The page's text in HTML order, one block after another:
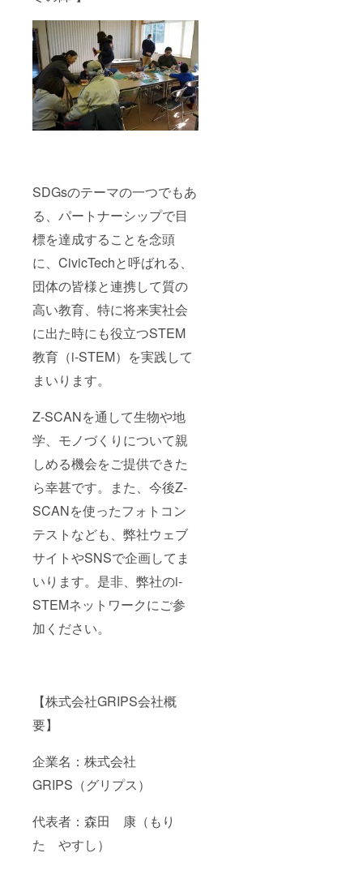
SDGsのテーマの一つでもあ
る、パートナーシップで目
標を達成することを念頭
に、CivicTechと呼ばれる、
団体の皆様と連携して質の
高い教育、特に将来実社会
に出た時にも役立つSTEM
教育（i-STEM）を実践して
まいります。
Z-SCANを通して生物や地
学、モノづくりについて親
しめる機会をご提供できた
ら幸甚です。また、今後Z-
SCANを使ったフォトコン
テストなども、弊社ウェブ
サイトやSNSで企画してま
いります。是非、弊社のi-
STEMネットワークにご参
加ください。
【株式会社GRIPS会社概
要】
企業名：株式会社
GRIPS（グリプス）
代表者：森田 康（もり
た やすし）